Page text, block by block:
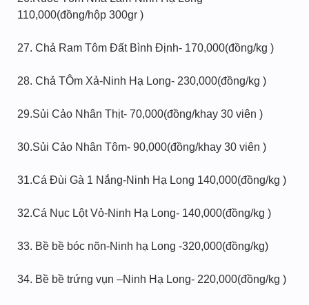
110,000(đồng/hộp 300gr )
27. Chả Ram Tôm Đất Bình Định- 170,000(đồng/kg )
28. Chả TÔm Xả-Ninh Hạ Long- 230,000(đồng/kg )
29.Sủi Cảo Nhân Thịt- 70,000(đồng/khay 30 viên )
30.Sủi Cảo Nhân Tôm- 90,000(đồng/khay 30 viên )
31.Cá Đùi Gà 1 Nắng-Ninh Hạ Long 140,000(đồng/kg )
32.Cá Nục Lột Vỏ-Ninh Hạ Long- 140,000(đồng/kg )
33. Bề bề bóc nõn-Ninh hạ Long -320,000(đồng/kg)
34. Bề bề trứng vụn –Ninh Hạ Long- 220,000(đồng/kg )